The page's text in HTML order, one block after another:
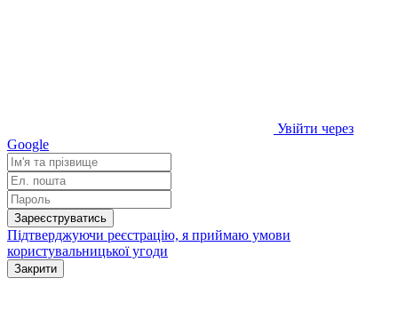
Увійти через
Google
Зареєструватись
Підтверджуючи реєстрацію, я приймаю умови
користувальницької угоди
Закрити